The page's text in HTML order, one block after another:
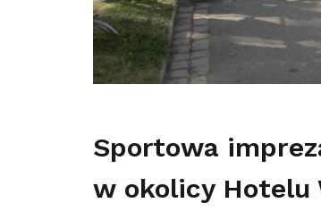
Sportowa
w okolicy Hotelu